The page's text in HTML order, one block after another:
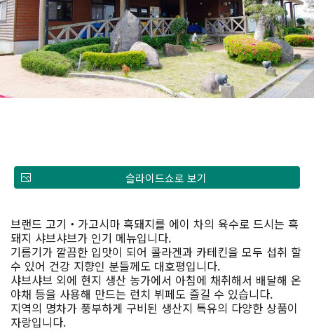
슬라이드쇼로 보기
브랜드 고기・가고시마 흑돼지를 에이 차의 육수로 드시는 흑
돼지 샤브샤브가 인기 메뉴입니다.
기름기가 깔끔한 입맛이 되어 콜라겐과 카테킨을 모두 섭취 할
수 있어 건강 지향인 분들께도 대호평입니다.
샤브샤브 외에 현지 생산 농가에서 아침에 채취해서 배달해 온
야채 등을 사용해 만드는 런치 뷔페도 즐길 수 있습니다.
지역의 명차가 풍부하게 구비된 생산지 특유의 다양한 상품이
자랑입니다.